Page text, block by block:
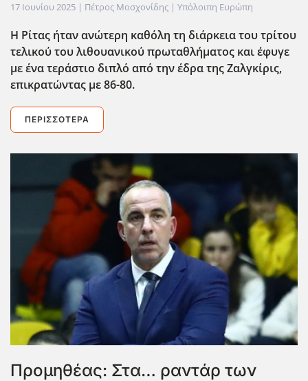
17 Ιουνίου 2025 | Πέτρος Μοσχονίδης | Υπόλοιπη Ευρώπη
Η Ρίτας ήταν ανώτερη καθόλη τη διάρκεια του τρίτου
τελικού του λιθουανικού πρωταθλήματος και έφυγε
με ένα τεράστιο διπλό από την έδρα της Ζαλγκίρις,
επικρατώντας με 86-80.
ΠΕΡΙΣΣΌΤΕΡΑ
Προμηθέας: Στα… ραντάρ των